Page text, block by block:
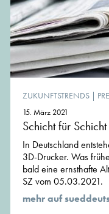
ZUKUNFTSTRENDS |
15. März 2021
Schicht für Schicht
In Deutschland
3D-Drucker. Was
bald eine ernsthafte
SZ vom 05.03.2021.
mehr auf